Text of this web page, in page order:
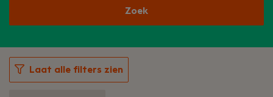
Zoek
Laat alle filters zien